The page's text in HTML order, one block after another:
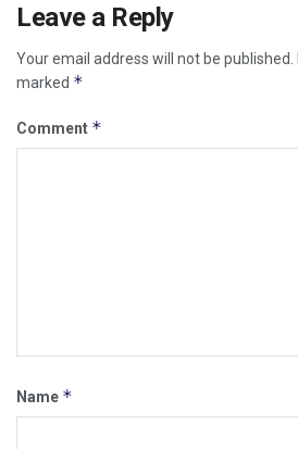
Leave a Reply
Your email address will not be published.
marked *
Comment *
Name *